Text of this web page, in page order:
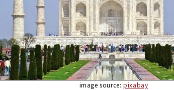
image source: pixabay